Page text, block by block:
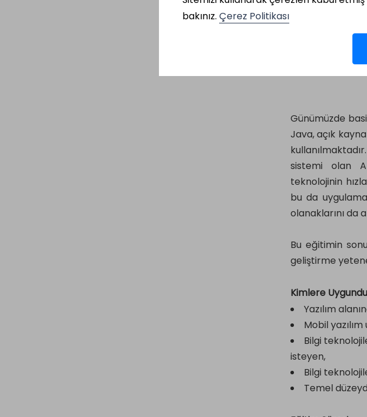
IOS’ta
Dosya
SQLite ve
REST Servis
Günümüzde
Java, açık
sistemi olan
teknolojinin
bu da
olanaklarını da
Bu eğitimin
geliştirme
Kimlere
Yazılım
Mobil
Bilgi
isteyen,
Bilgi
Temel
bakınız. Çerez Politikası